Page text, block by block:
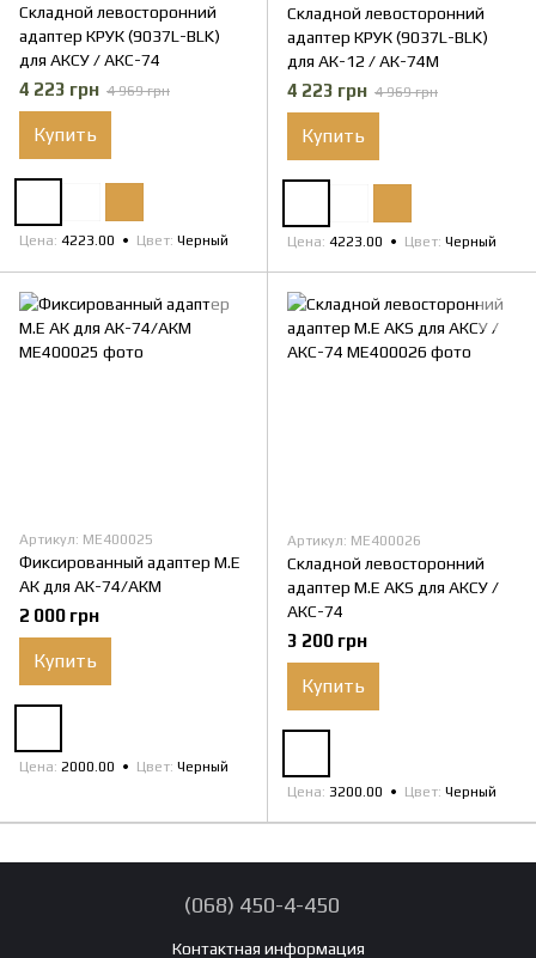
Складной левосторонний
адаптер КРУК (9037L-BLK)
для АКСУ / АКС-74
4 223 грн 4 969 грн
Купить
Цена 4223.00 Цвет Черный
Складной левосторонний
адаптер КРУК (9037L-BLK)
для АК-12 / АК-74М
4 223 грн 4 969 грн
Купить
Цена 4223.00 Цвет Черный
Артикул: ME400025
Фиксированный адаптер M.E
АК для АК-74/АКМ
2 000 грн
Купить
Цена 2000.00 Цвет Черный
Артикул: ME400026
Складной левосторонний
адаптер M.E AKS для АКСУ /
АКС-74
3 200 грн
Купить
Цена 3200.00 Цвет Черный
(068) 450-4-450
Контактная информация